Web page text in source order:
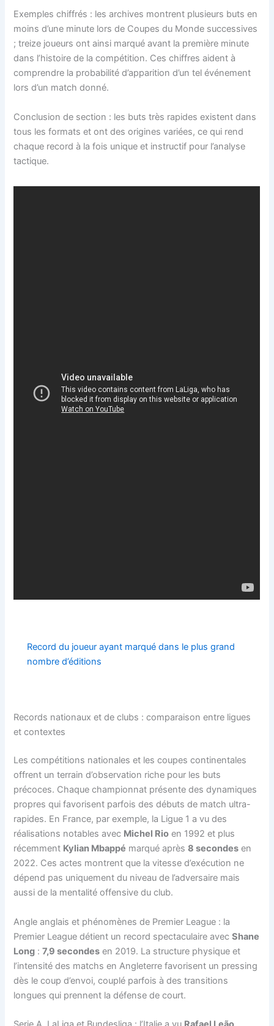
Exemples chiffrés : les archives montrent plusieurs buts en
moins d’une minute lors de Coupes du Monde successives
; treize joueurs ont ainsi marqué avant la première minute
dans l’histoire de la compétition. Ces chiffres aident à
comprendre la probabilité d’apparition d’un tel événement
lors d’un match donné.
Conclusion de section : les buts très rapides existent dans
tous les formats et ont des origines variées, ce qui rend
chaque record à la fois unique et instructif pour l’analyse
tactique.
Record du joueur ayant marqué dans le plus grand
nombre d’éditions
Records nationaux et de clubs : comparaison entre ligues
et contextes
Les compétitions nationales et les coupes continentales
offrent un terrain d’observation riche pour les buts
précoces. Chaque championnat présente des dynamiques
propres qui favorisent parfois des débuts de match ultra-
rapides. En France, par exemple, la Ligue 1 a vu des
réalisations notables avec Michel Rio en 1992 et plus
récemment Kylian Mbappé marqué après8 secondes en
2022. Ces actes montrent que la vitesse d’exécution ne
dépend pas uniquement du niveau de l’adversaire mais
aussi de la mentalité offensive du club.
Angle anglais et phénomènes de Premier League : la
Premier League détient un record spectaculaire avecShane
Long :7,9 secondes en 2019. La structure physique et
l’intensité des matchs en Angleterre favorisent un pressing
dès le coup d’envoi, couplé parfois à des transitions
longues qui prennent la défense de court.